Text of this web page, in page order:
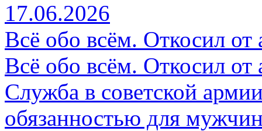
17.06.2026
Всё обо всём. Откосил
Всё обо всём. Откосил
Служба в советской
обязанностью для